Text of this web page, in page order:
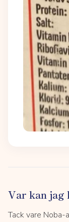
Var kan jag
Tack vare Noba-